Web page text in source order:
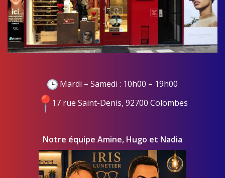
Mardi – Samedi : 10h00 – 19h00
17 rue Saint-Denis, 92700 Colombes
Notre équipe Amine, Hugo et Nadia